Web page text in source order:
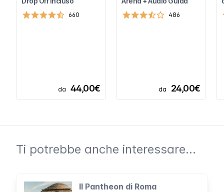
660
da 44,00€
486
da 24,00€
Ti potrebbe anche interessare...
Il Pantheon di Roma